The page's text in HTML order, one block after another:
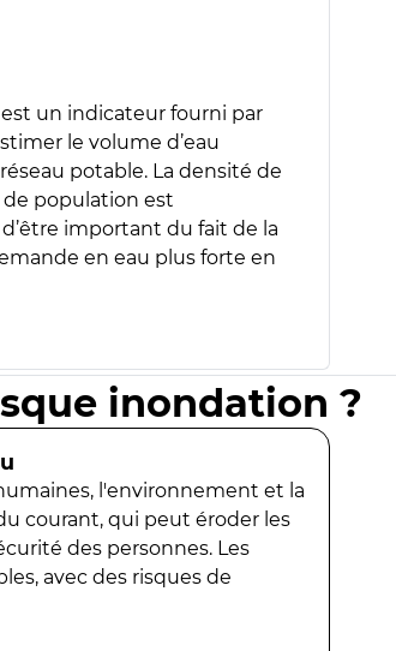
est un indicateur fourni par
le volume d’eau
potable. La densité de
de population est
important du fait de la
en eau plus forte en
inondation ?
l'environnement et la
courant, qui peut éroder les
des personnes. Les
avec des risques de